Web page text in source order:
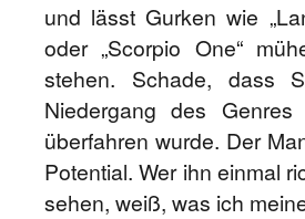
und lässt Gurken wie
oder „Scorpio One“
stehen. Schade, dass
Niedergang des Genres
überfahren wurde. Der
Potential. Wer ihn einmal
sehen, weiß, was ich